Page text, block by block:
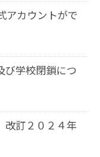
アカウントがで
び学校閉鎖につ
訂２０２４年